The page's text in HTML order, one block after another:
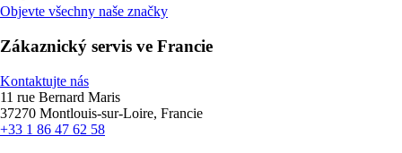
Objevte všechny naše značky
Zákaznický servis ve Francie
Kontaktujte nás
11 rue Bernard Maris
37270 Montlouis-sur-Loire, Francie
+33 1 86 47 62 58